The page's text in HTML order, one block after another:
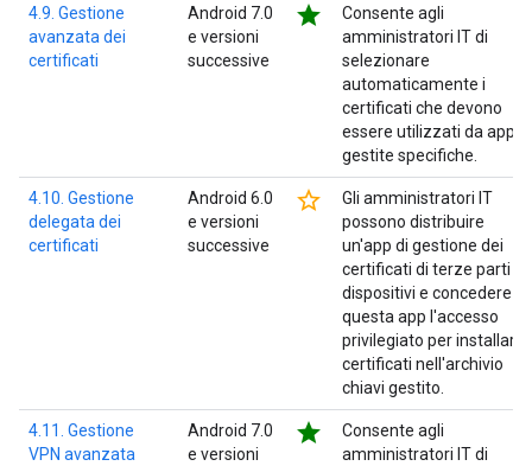
4.9. Gestione
avanzata dei
certificati
Android 7.0
e versioni
successive
star
Consente agli
amministratori IT di
selezionare
automaticamente i
certificati che devono
essere utilizzati da app
gestite specifiche.
4.10. Gestione
delegata dei
certificati
Android 6.0
e versioni
successive
star_border
Gli amministratori IT
possono distribuire
un'app di gestione dei
certificati di terze parti
dispositivi e concedere a
questa app l'accesso
privilegiato per installare i
certificati nell'archivio
chiavi gestito.
4.11. Gestione
VPN avanzata
Android 7.0
e versioni
star
Consente agli
amministratori IT di